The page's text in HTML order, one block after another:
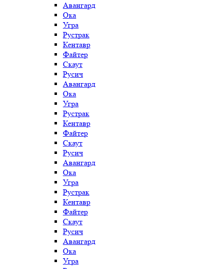
Авангард
Ока
Угра
Рустрак
Кентавр
Файтер
Скаут
Русич
Авангард
Ока
Угра
Рустрак
Кентавр
Файтер
Скаут
Русич
Авангард
Ока
Угра
Рустрак
Кентавр
Файтер
Скаут
Русич
Авангард
Ока
Угра